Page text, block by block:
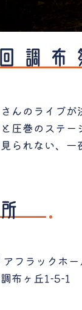
調布
んのライブが
圧巻のステー
られない、一
フラックホー
布ヶ丘1-5-1